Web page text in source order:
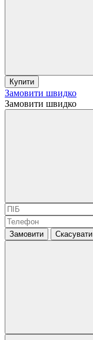
Купити
Замовити швидко
Замовити швидко
Замовити Скасувати